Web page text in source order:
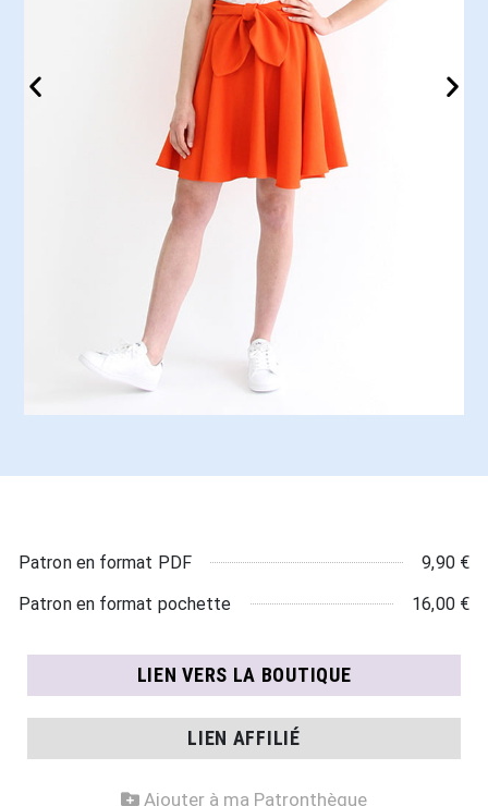
Patron en format PDF 9,90 €
Patron en format pochette 16,00 €
LIEN VERS LA BOUTIQUE
LIEN AFFILIÉ
Ajouter à ma Patronthèque